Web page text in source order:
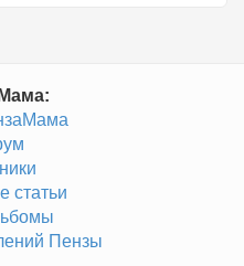
статьи
Пензы